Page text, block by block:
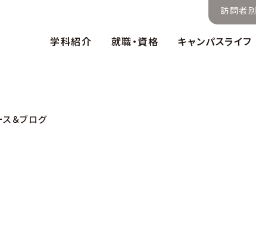
訪問者別
学科紹介 就職・資格 キャンパスライフ
ス＆ブログ